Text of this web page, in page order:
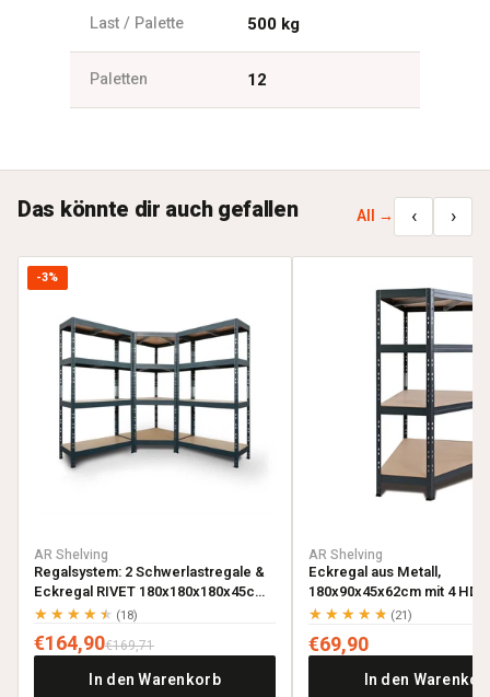
Last / Palette 500 kg
Paletten 12
Das könnte dir auch gefallen All → ‹ ›
-3%
AR Shelving
Regalsystem: 2 Schwerlastregale &
Eckregal RIVET 180x180x180x45cm
mit 4 HDF-Böden, anthrazitgrau
★★★★★ (18)
€164,90€169,71
In den Warenkorb
AR Shelving
Eckregal aus Metall,
180x90x45x62cm mit 4
anthrazitgrau
★★★★★ (21)
€69,90
In den